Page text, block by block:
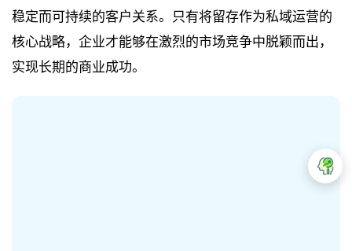
稳定而可持续的客户关系。只有将留存作为私域运营的
核心战略，企业才能够在激烈的市场竞争中脱颖而出，
实现长期的商业成功。